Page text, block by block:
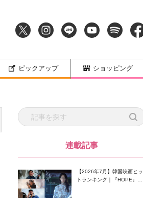
ピックアップ ショッピング
連載記事
【2026年7月】韓国映画ヒッ
トランキング｜『HOPE』が